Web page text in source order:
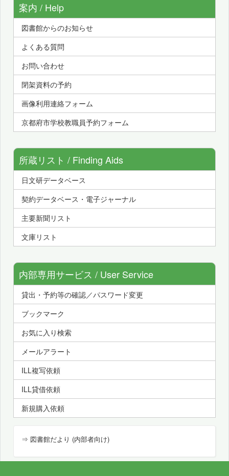
案内 / Help
図書館からのお知らせ
よくある質問
お問い合わせ
閉架資料の予約
画像利用連絡フォーム
京都府市学校教職員予約フォーム
所蔵リスト / Finding Aids
日文研データベース
契約データベース・電子ジャーナル
主要新聞リスト
文庫リスト
内部専用サービス / User Service
貸出・予約等の確認／パスワード変更
ブックマーク
お気に入り検索
メールアラート
ILL複写依頼
ILL貸借依頼
新規購入依頼
⇒ 図書館だより (内部者向け)